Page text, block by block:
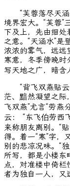
“芙蓉落尽天涵
境界宏大。“芙蓉”
下及上，先由细处
之意。“天涵水”是
浓浓的雾气，远远
寒意，冬季傍晚时
写天地之广，暗含
“背飞双燕贴云
茫、黯然凝望之际
飞双燕”尤言“劳燕
云： “东飞伯劳西
来称朋友离别。“
得。着一“寒”字，
别的悲凉况味。“
所写，都是小楼东
点，对准楼中倚栏
者为独自一人，又